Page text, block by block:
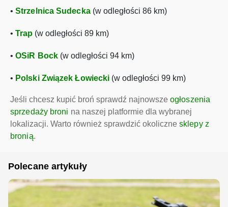
• Strzelnica Sudecka(w odległości 86 km)
• Trap (w odległości 89 km)
• OSiR Bock(w odległości 94 km)
• Polski Związek Łowiecki (w odległości 99 km)
Jeśli chcesz kupić broń sprawdź najnowsze ogłoszenia
sprzedaży broni na naszej platformie dla wybranej
lokalizacji. Warto również sprawdzić okoliczne sklepy z
bronią.
Polecane artykuły